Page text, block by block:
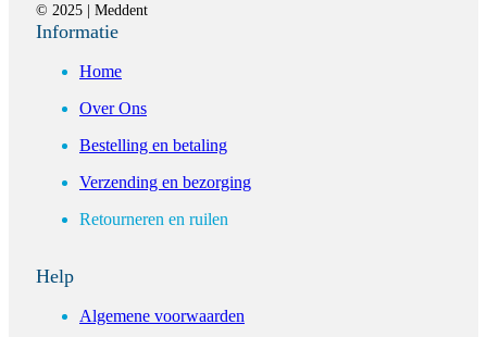
© 2025 | Meddent
Informatie
Home
Over Ons
Bestelling en betaling
Verzending en bezorging
Retourneren en ruilen
Help
Algemene voorwaarden